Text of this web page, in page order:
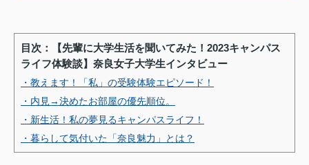
目次：【先輩に大学生活を聞いてみた！2023キャンパス
ライフ体験談】奈良女子大学生インタビュー
・教えます！「私」の受験体験エピソード！
・内見→決めたお部屋の優先順位。
・新生活！私の夢見るキャンパスライフ！
・暮らして気付いた「奈良魅力」とは？